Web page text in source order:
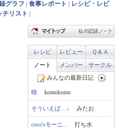
グラフ 食事レポート
レシピ・レビ
チリスト
レシピ レビュー
Ｑ＆Ａ
ノート
メンバー
サークル
みんなの最新日記
晴 komokomo
そういえば…↓ みたお
coco'sモーニ... 打ち水